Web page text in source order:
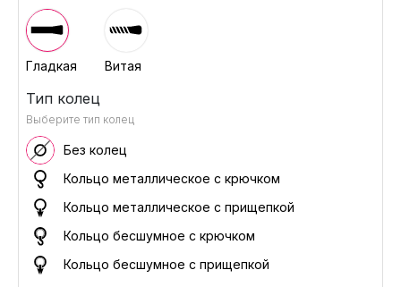
Гладкая Витая
Тип колец
Выберите тип колец
Без колец
Кольцо металлическое с крючком
Кольцо металлическое с прищепкой
Кольцо бесшумное с крючком
Кольцо бесшумное с прищепкой